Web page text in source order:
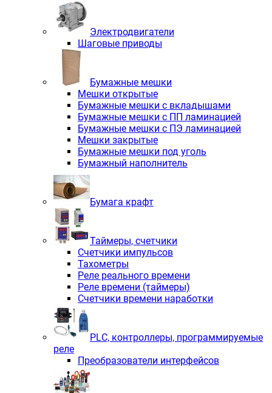
Электродвигатели
Шаговые приводы
Бумажные мешки
Мешки открытые
Бумажные мешки с вкладышами
Бумажные мешки с ПП ламинацией
Бумажные мешки с ПЭ ламинацией
Мешки закрытые
Бумажные мешки под уголь
Бумажный наполнитель
Бумага крафт
Таймеры, счетчики
Счетчики импульсов
Тахометры
Реле реального времени
Реле времени (таймеры)
Счетчики времени наработки
PLС, контроллеры, программируемые
реле
Преобразователи интерфейсов